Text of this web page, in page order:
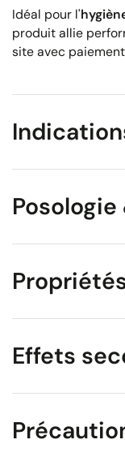
Idéal pour l'
produit allie
site avec
Effets